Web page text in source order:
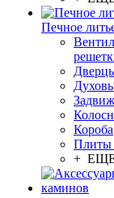
Печное
Короба
Плиты
+